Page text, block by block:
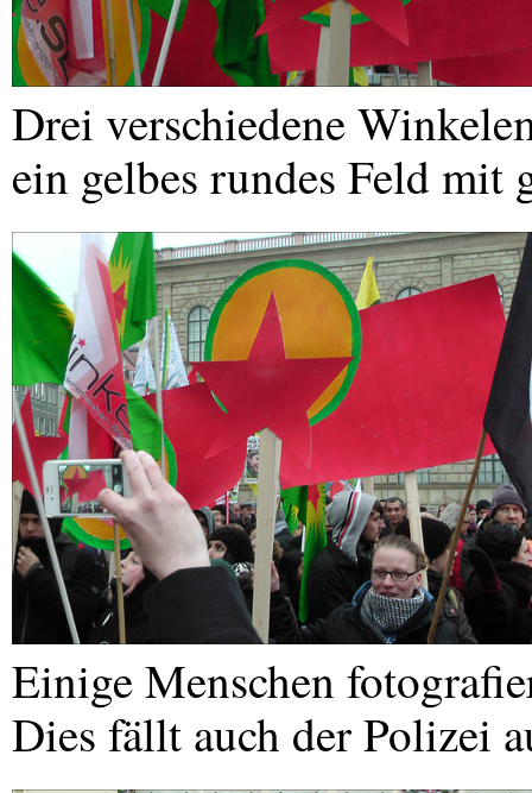
Drei verschiedene
ein gelbes rundes Feld mit
Einige Menschen
Dies fällt auch der Polizei